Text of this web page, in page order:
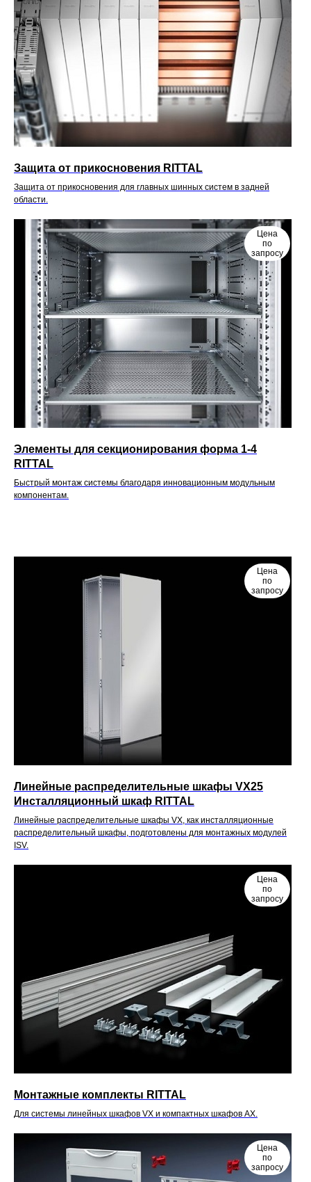
Защита от прикосновения RITTAL
Защита от прикосновения для главных шинных систем в задней
области.
Цена
по
запросу
Элементы для секционирования форма 1-4
RITTAL
Быстрый монтаж системы благодаря инновационным модульным
компонентам.
Цена
по
запросу
Линейные распределительные шкафы VX25
Инсталляционный шкаф RITTAL
Линейные распределительные шкафы VX, как инсталляционные
распределительный шкафы, подготовлены для монтажных модулей
ISV.
Цена
по
запросу
Монтажные комплекты RITTAL
Для системы линейных шкафов VX и компактных шкафов AX.
Цена
по
запросу